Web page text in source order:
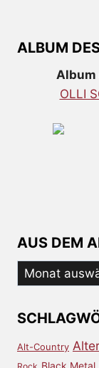
ALBUM
Album
OLLI
AUS DEM
Aus
dem
Alt-Country
Black Metal